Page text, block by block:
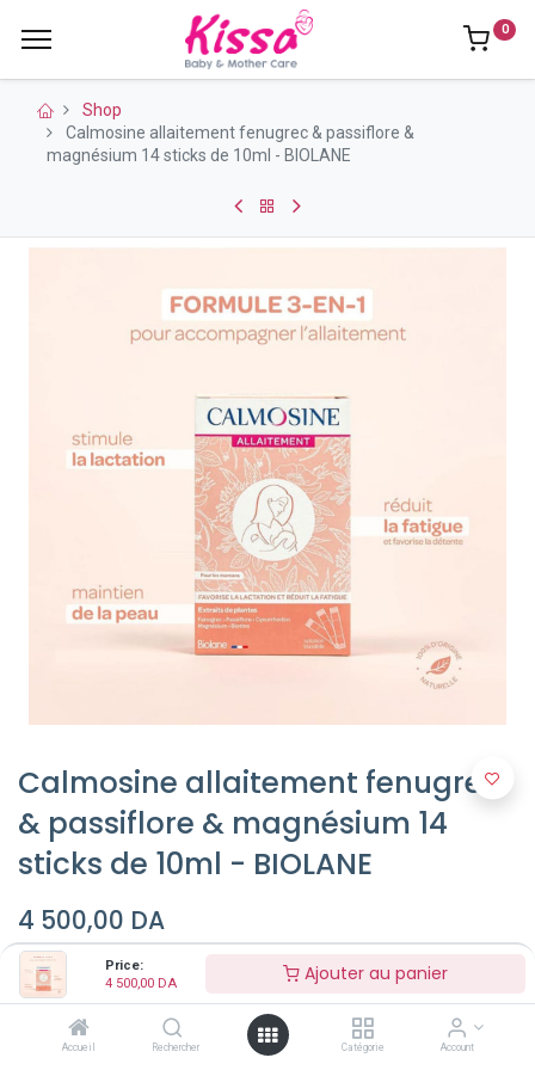
Price:
4 500,00 DA Ajouter au panier
Accueil Rechercher Catégorie Account
0
Shop
Calmosine allaitement fenugrec & passiflore &
magnésium 14 sticks de 10ml - BIOLANE
Calmosine allaitement fenugrec
& passiflore & magnésium 14
sticks de 10ml - BIOLANE
4 500,00 DA
Ajouter au panier